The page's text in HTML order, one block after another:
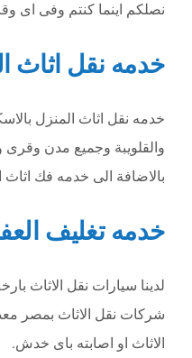
نصلكم اينما كنتم وفى اى
خدمه نقل اثاث
خدمه نقل اثاث المنزل
والقلويبة وجميع مدن
بالاضافة الى خدمه فك اثاث
خدمه تغليف
لدينا سيارات نقل الاثاث
شركات نقل الاثاث بمصر
الاثاث او اصابته باى خدش.